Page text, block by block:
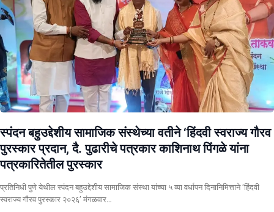
स्पंदन बहुउद्देशीय सामाजिक संस्थेच्या वतीने ‘हिंदवी स्वराज्य गौरव
पुरस्कार प्रदान, दै. पुढारीचे पत्रकार काशिनाथ पिंगळे यांना
पत्रकारितेतील पुरस्कार
प्रतिनिधी पुणे येथील स्पंदन बहुउद्देशीय सामाजिक संस्था यांच्या ५ व्या वर्धापन दिनानिमित्ताने ‘हिंदवी
स्वराज्य गौरव पुरस्कार २०२६’ मंगळवार…